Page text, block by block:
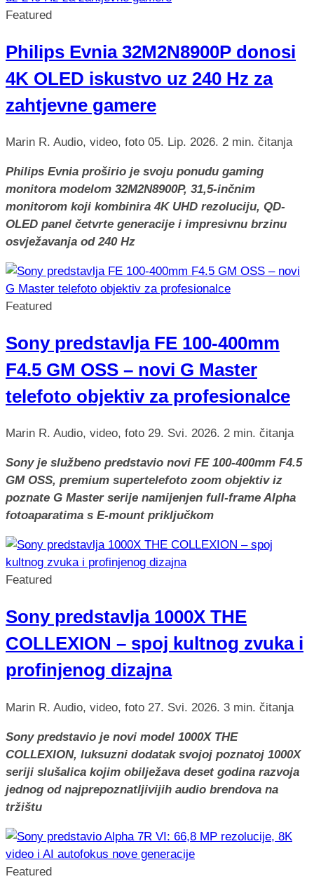
Featured
Philips Evnia 32M2N8900P donosi
4K OLED iskustvo uz 240 Hz za
zahtjevne gamere
Marin R. Audio, video, foto 05. Lip. 2026. 2 min. čitanja
Philips Evnia proširio je svoju ponudu gaming
monitora modelom 32M2N8900P, 31,5-inčnim
monitorom koji kombinira 4K UHD rezoluciju, QD-
OLED panel četvrte generacije i impresivnu brzinu
osvježavanja od 240 Hz
Featured
Sony predstavlja FE 100-400mm
F4.5 GM OSS – novi G Master
telefoto objektiv za profesionalce
Marin R. Audio, video, foto 29. Svi. 2026. 2 min. čitanja
Sony je službeno predstavio novi FE 100-400mm F4.5
GM OSS, premium supertelefoto zoom objektiv iz
poznate G Master serije namijenjen full-frame Alpha
fotoaparatima s E-mount priključkom
Featured
Sony predstavlja 1000X THE
COLLEXION – spoj kultnog zvuka i
profinjenog dizajna
Marin R. Audio, video, foto 27. Svi. 2026. 3 min. čitanja
Sony predstavio je novi model 1000X THE
COLLEXION, luksuzni dodatak svojoj poznatoj 1000X
seriji slušalica kojim obilježava deset godina razvoja
jednog od najprepoznatljivijih audio brendova na
tržištu
Featured